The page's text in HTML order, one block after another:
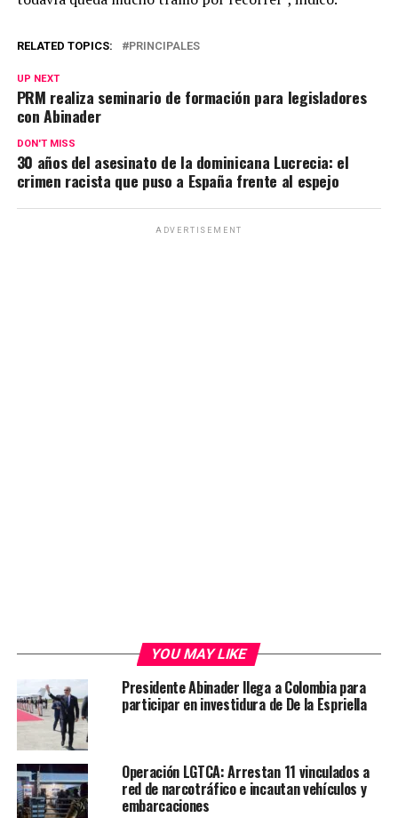
RELATED TOPICS: PRINCIPALES
UP NEXT
PRM realiza seminario de formación para legisladores
con Abinader
DON'T MISS
30 años del asesinato de la dominicana Lucrecia: el
crimen racista que puso a España frente al espejo
ADVERTISEMENT
YOU MAY LIKE
Presidente Abinader llega a Colombia para
participar en investidura de De la Espriella
Operación LGTCA: Arrestan 11 vinculados a
red de narcotráfico e incautan vehículos y
embarcaciones